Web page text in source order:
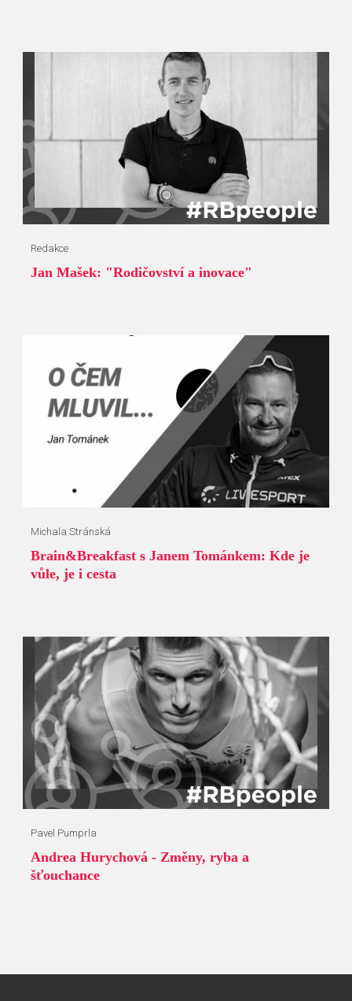
Redakce
Jan Mašek: "Rodičovství a inovace"
Michala Stránská
Brain&Breakfast s Janem Tománkem: Kde je
vůle, je i cesta
Pavel Pumprla
Andrea Hurychová - Změny, ryba a
šťouchance